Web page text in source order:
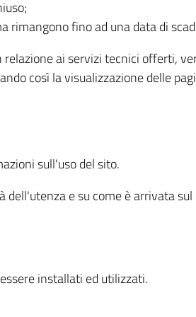
fino ad una data di
ai servizi tecnici offerti,
così la visualizzazione delle
sull'uso del sito.
e su come è arrivata
installati ed utilizzati.